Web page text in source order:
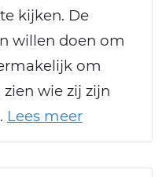
kijken. De
willen doen om
om
wie zij zijn